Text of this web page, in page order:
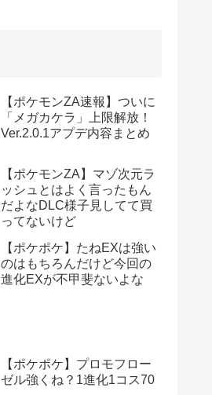
【ポケモンZA速報】ついに
「メガカケラ」上限解放！
Ver.2.0.1アプデ内容まとめ
【ポケモンZA】マゾ次元ラ
ッシュとはよく言ったもん
だよなDLC様子見してて買
ってないけど
【ポケポケ】たねEXは強い
のはもちろんだけど今回の
進化EXが不甲斐ないよな
【ポケポケ】プロモフロー
ゼル強くね？1進化1コス70